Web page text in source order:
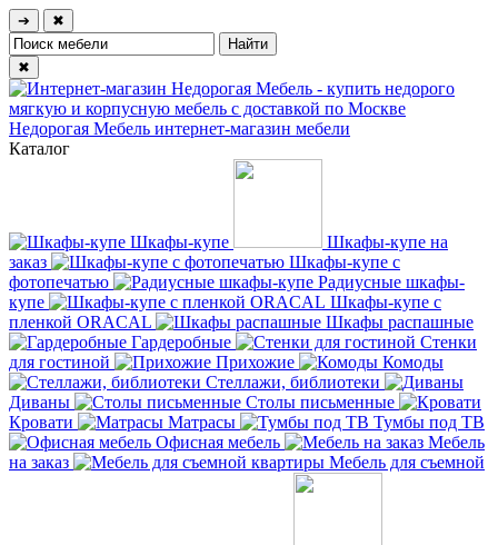
➔ ✖
✖
Недорогая Мебель интернет-магазин мебели
Каталог
Шкафы-купе
Шкафы-купе на
заказ
Шкафы-купе с
фотопечатью
Радиусные шкафы-
купе
Шкафы-купе с
пленкой ORACAL
Шкафы распашные
Гардеробные
Стенки
для гостиной
Прихожие
Комоды
Стеллажи, библиотеки
Диваны
Столы письменные
Кровати
Матрасы
Тумбы под ТВ
Офисная мебель
Мебель
на заказ
Мебель для съемной